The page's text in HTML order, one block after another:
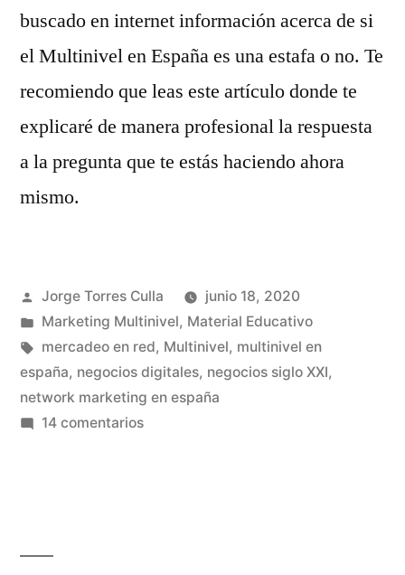
buscado en internet información acerca de si
el Multinivel en España es una estafa o no. Te
recomiendo que leas este artículo donde te
explicaré de manera profesional la respuesta
a la pregunta que te estás haciendo ahora
mismo.
Publicado
por
Jorge Torres Culla
junio 18, 2020
Publicado
en
Marketing Multinivel, Material Educativo
Etiquetas:
mercadeo en red, Multinivel, multinivel en
españa, negocios digitales, negocios siglo XXI,
network marketing en españa
14 comentariosen